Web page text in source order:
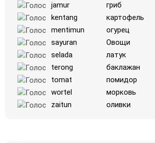
jamur
гриб
kentang
картофель
mentimun
огурец
sayuran
Овощи
selada
латук
terong
баклажан
tomat
помидор
wortel
морковь
zaitun
оливки